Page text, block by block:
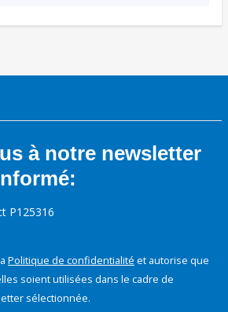
à notre newsletter
P125316
Politique de confidentialité et autorise que
soient utilisées dans le cadre de
sélectionnée.